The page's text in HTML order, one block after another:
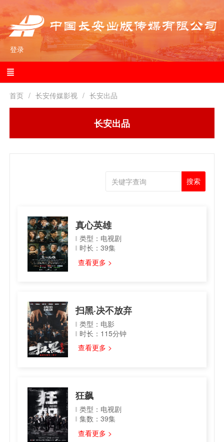
登录
首页 长安传媒影视 长安出品
长安出品
搜索
真心英雄
类型：电视剧
时长：39集
查看更多 >
扫黑·决不放弃
类型：电影
时长：115分钟
查看更多 >
狂飙
类型：电视剧
集数：39集
查看更多 >